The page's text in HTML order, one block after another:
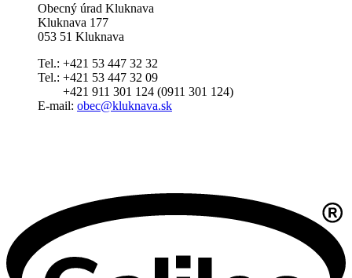
Obecný úrad Kluknava
Kluknava 177
053 51 Kluknava
Tel.: +421 53 447 32 32
Tel.: +421 53 447 32 09
+421 911 301 124 (0911 301 124)
E-mail: obec@kluknava.sk